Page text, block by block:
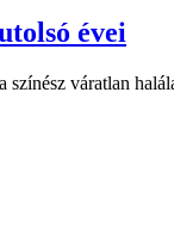
évei
váratlan